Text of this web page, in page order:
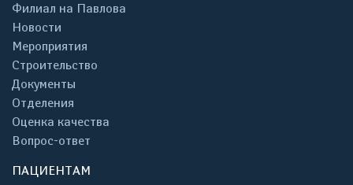
Филиал на Павлова
Новости
Мероприятия
Строительство
Документы
Отделения
Оценка качества
Вопрос-ответ
ПАЦИЕНТАМ